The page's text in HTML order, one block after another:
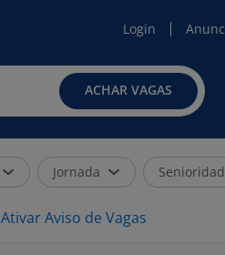
Login
ACHAR VAGAS
Jornada
Ativar Aviso de Vagas